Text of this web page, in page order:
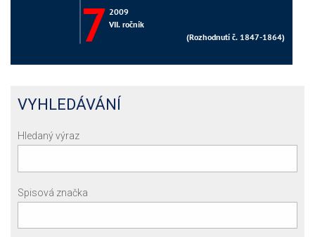
VYHLEDÁVÁNÍ
Hledaný výraz
Spisová značka